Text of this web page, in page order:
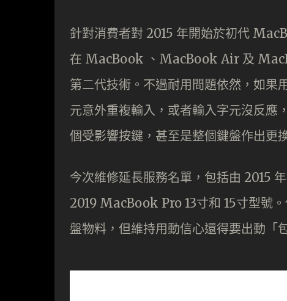
針對消費者對 2015 年開始於初代
在 MacBook 、MacBook Air 及
第二代技術。不過耐用問題依然，如
元意外重複輸入，或者輸入字元沒反應
個受影響按鍵，甚至是整個鍵盤作出更
今次維修延長服務名單，包括由 2015
2019 MacBook Pro 13寸和 15寸型號
盤物料，但維持用動信心還得要出動「